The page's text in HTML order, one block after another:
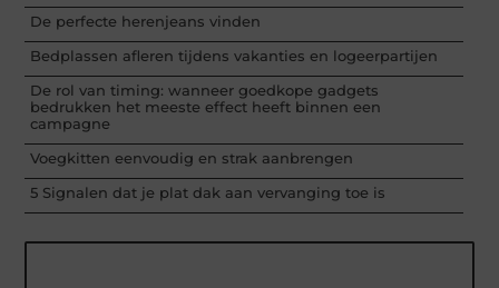
De perfecte herenjeans vinden
Bedplassen afleren tijdens vakanties en logeerpartijen
De rol van timing: wanneer goedkope gadgets
bedrukken het meeste effect heeft binnen een
campagne
Voegkitten eenvoudig en strak aanbrengen
5 Signalen dat je plat dak aan vervanging toe is